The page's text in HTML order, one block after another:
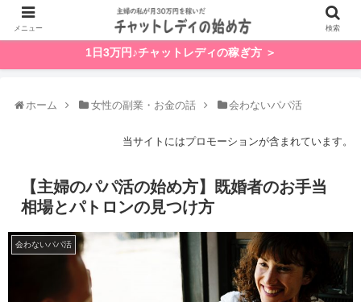
1日3万円♪チャットレディの稼ぎ方 ＞
ホーム 女性の副業・お金の話 会わないパパ活
当サイトにはプロモーションが含まれています。
【主婦のパパ活の始め方】既婚者のお手当
相場とパトロンの見つけ方
会わないパパ活
メニュー 検索